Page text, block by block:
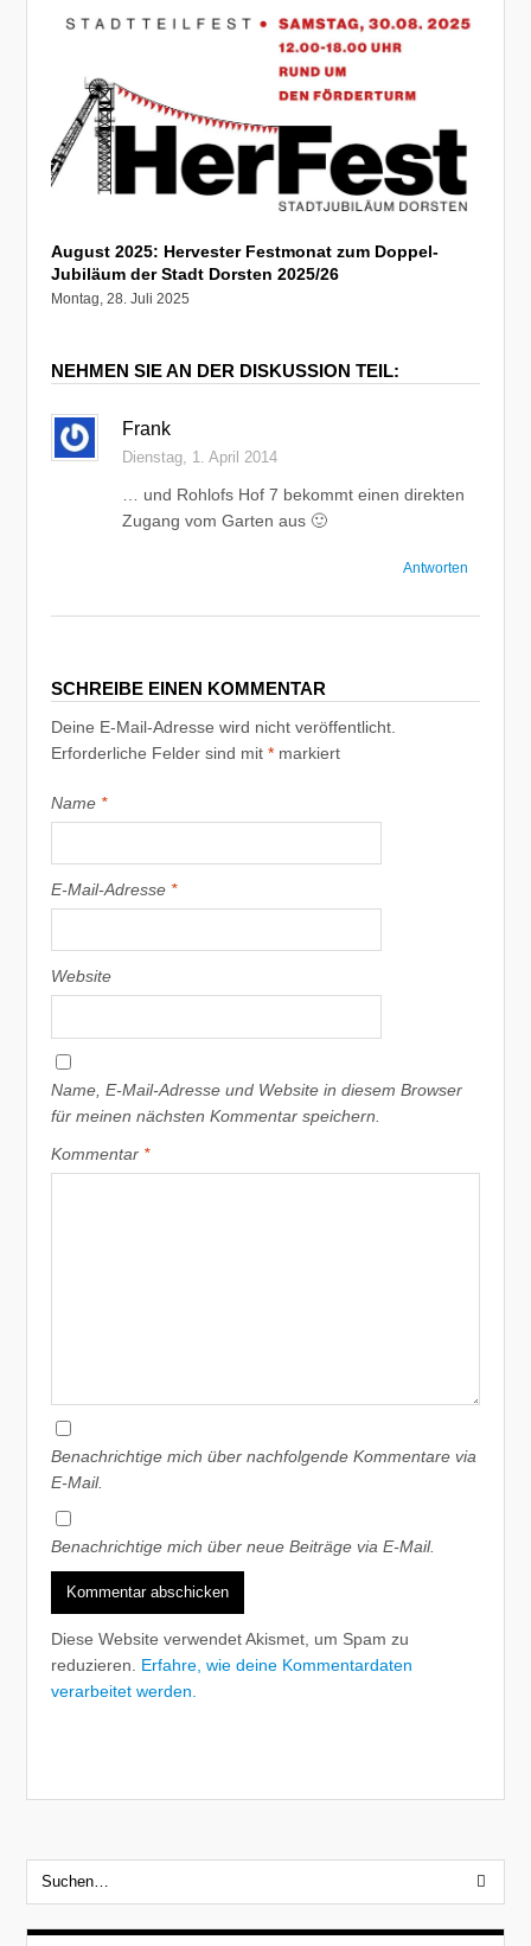
August 2025: Hervester Festmonat zum Doppel-
Jubiläum der Stadt Dorsten 2025/26
Montag, 28. Juli 2025
NEHMEN SIE AN DER DISKUSSION TEIL:
Frank
Dienstag, 1. April 2014
… und Rohlofs Hof 7 bekommt einen direkten
Zugang vom Garten aus 🙂
Antworten
SCHREIBE EINEN KOMMENTAR
Deine E-Mail-Adresse wird nicht veröffentlicht.
Erforderliche Felder sind mit* markiert
Name *
E-Mail-Adresse *
Website
Name, E-Mail-Adresse und Website in diesem Browser
für meinen nächsten Kommentar speichern.
Kommentar *
Benachrichtige mich über nachfolgende Kommentare via
E-Mail.
Benachrichtige mich über neue Beiträge via E-Mail.
Diese Website verwendet Akismet, um Spam zu
reduzieren. Erfahre, wie deine Kommentardaten
verarbeitet werden.